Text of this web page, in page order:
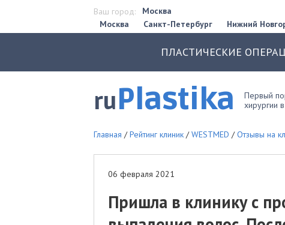
Ваш город:
Москва
Москва
Санкт-Петербург Нижний
ПЛАСТИЧЕСКИЕ
ruPlastika
Первый
хирургии
Главная /Рейтинг клиник /WESTMED /Отзывы на
06 февраля 2021
Пришла в клинику с